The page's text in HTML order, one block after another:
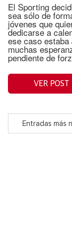
El Sporting
sea sólo de
jóvenes que
dedicarse a
ese caso
muchas
pendiente de
VER POST
Entradas más